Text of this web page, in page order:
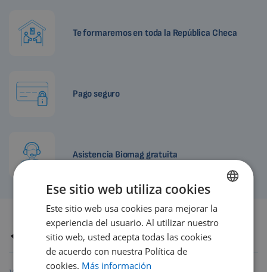
Te formaremos en toda la República Checa
Pago seguro
Asistencia Biomag gratuita
Autor
Petr Hrnčíř, DiS.
Revisión
16.6.2026
ENGLISH
DUTCH
GERMAN
Ese sitio web utiliza cookies
Este sitio web usa cookies para mejorar la
experiencia del usuario. Al utilizar nuestro
sitio web, usted acepta todas las cookies
de acuerdo con nuestra Política de
cookies. Más información